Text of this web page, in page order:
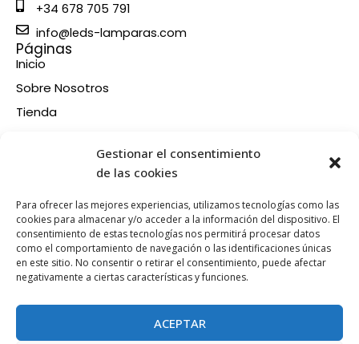
Gestionar el consentimiento
de las cookies
Para ofrecer las mejores experiencias, utilizamos tecnologías como las
cookies para almacenar y/o acceder a la información del dispositivo. El
consentimiento de estas tecnologías nos permitirá procesar datos
como el comportamiento de navegación o las identificaciones únicas
en este sitio. No consentir o retirar el consentimiento, puede afectar
negativamente a ciertas características y funciones.
ACEPTAR
+34 678 705 791
info@leds-lamparas.com
Páginas
Inicio
Sobre Nosotros
Tienda
Información
Condiciones de compra
Política de devoluciones y reembolsos
Política de cookies
Síganos en nuestras RRSS
a - i n